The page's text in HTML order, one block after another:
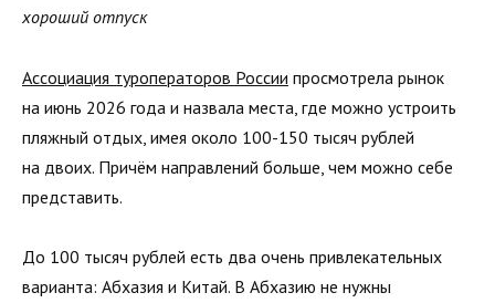
хороший отпуск
Ассоциация туроператоров России просмотрела рынок
на июнь 2026 года и назвала места, где можно устроить
пляжный отдых, имея около 100-150 тысяч рублей
на двоих. Причём направлений больше, чем можно себе
представить.
До 100 тысяч рублей есть два очень привлекательных
варианта: Абхазия и Китай. В Абхазию не нужны